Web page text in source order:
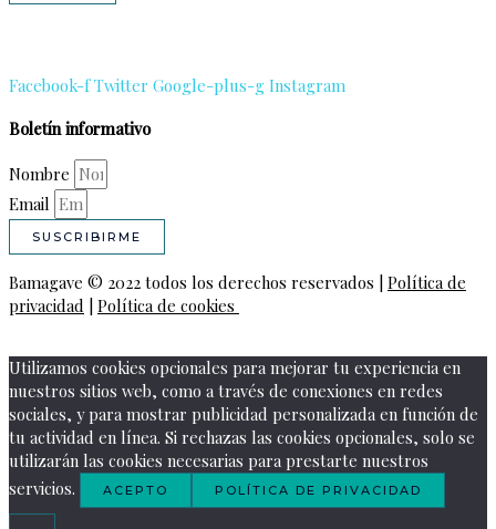
Facebook-f Twitter Google-plus-g Instagram
Boletín informativo
Nombre
Email
SUSCRIBIRME
Bamagave © 2022 todos los derechos reservados | Política de
privacidad | Política de cookies
Utilizamos cookies opcionales para mejorar tu experiencia en
nuestros sitios web, como a través de conexiones en redes
sociales, y para mostrar publicidad personalizada en función de
tu actividad en línea. Si rechazas las cookies opcionales, solo se
utilizarán las cookies necesarias para prestarte nuestros
servicios.
ACEPTO POLÍTICA DE PRIVACIDAD